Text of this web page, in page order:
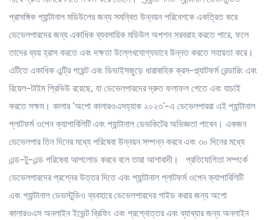
প্রাসঙ্গিক প্যান্টানাল মডিউলের জন্য সমন্বিত উন্নয়ন পরিবেশকে একত্রিত করে
ডেভেলপারদের জন্য একাধিক ব্যবসায়িক মডিউল অপশন সরবরাহ করতে পারে, ফলে
তাদের ব্যয় হ্রাস করতে এবং দক্ষতা উল্লেখযোগ্যভাবে উন্নত করতে সহায়তা করে।
এটিতে একাধিক এন্ট্রি পয়েন্ট এবং ডিভাইসজুড়ে ধারাবাহিক ক্রস-প্ল্যাটফর্ম রেন্ডারিং এবং
রিয়েল-টাইম প্রিভিউ রয়েছে, যা ডেভেলপারদের দ্রুত ফলাফল পেতে এবং যাচাই
করতে সক্ষম। কালার ‘অপো কালারওএসহ্যাক ২০২৩’-এ ডেভেলপাররা এই প্যান্টানাল
প্লাটফর্ম ওপেন ক্যাপাবিলিটি এবং প্যান্টানাল ডেভকিটের অভিজ্ঞতা পাবেন। একজন
ডেভেলপার তিন দিনের মধ্যে পরিষেবা উন্নয়ন সম্পন্ন করবে এবং ৩০ দিনের মধ্যে
এন্ড-টু-এন্ড পরিষেবা আপলোড করবে বলে তারা আশাবাদী। প্রতিযোগিতা সম্পর্কে
ডেভেলপারদের প্রশ্নের উত্তর দিতে এবং প্যান্টানাল প্লাটফর্ম ওপেন ক্যাপাবিলিটি
এবং প্যান্টানাল ডেভস্টুডিও ব্যবহারে ডেভেলপারদের গাইড করার জন্য অপো
কালারওএস অনলাইন ইভেন্ট ব্রিফিং এবং প্রশ্নোত্তর এবং ব্যাখ্যার জন্য অনলাইন